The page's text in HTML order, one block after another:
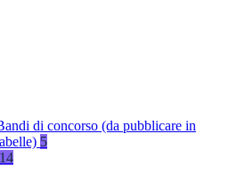
di concorso (da pubblicare in
5
14